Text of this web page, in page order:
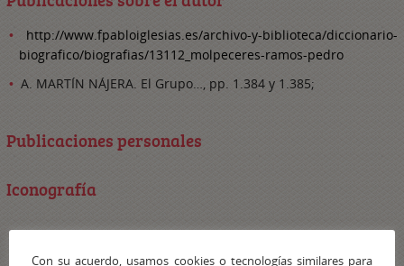
http://www.fpabloiglesias.es/archivo-y-biblioteca/diccionario-
biografico/biografias/13112_molpeceres-ramos-pedro
A. MARTÍN NÁJERA. El Grupo…, pp. 1.384 y 1.385;
Publicaciones personales
Iconografía
Con su acuerdo, usamos cookies o tecnologías similares para